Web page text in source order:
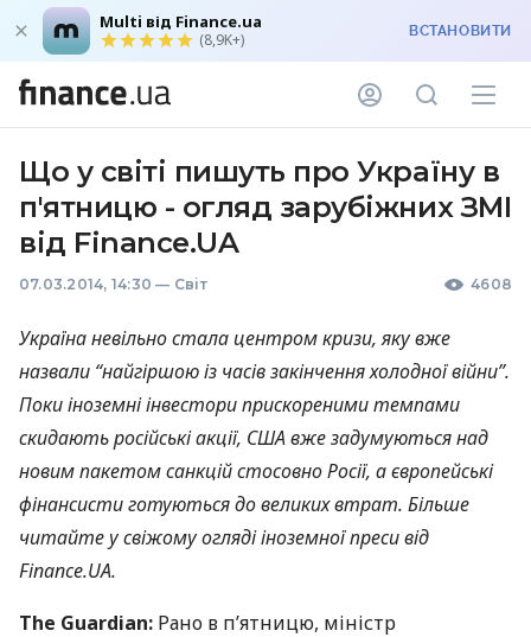
Multi від Finance.ua
(8,9K+) ВСТАНОВИТИ
Що у світі пишуть про Україну в
п'ятницю - огляд зарубіжних ЗМІ
від Finance.UA
07.03.2014, 14:30 — Світ 4608
Україна невільно стала центром кризи, яку вже
назвали “найгіршою із часів закінчення холодної війни”.
Поки іноземні інвестори прискореними темпами
скидають російські акції, СШАвже задумуються над
новим пакетом санкцій стосовно Росії, а європейські
фінансисти готуються до великих втрат. Більше
читайте у свіжому огляді іноземної преси від
Finance.UA.
The Guardian: Рано в п’ятницю, міністр